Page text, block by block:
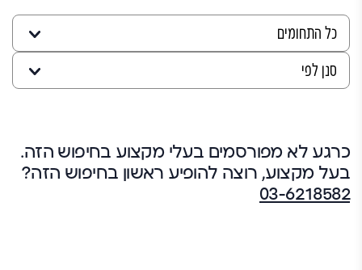
כרגע לא מפורסמים בעלי מקצוע בחיפוש הזה.
בעל מקצוע, רוצה להופיע ראשון בחיפוש הזה?
03-6218582